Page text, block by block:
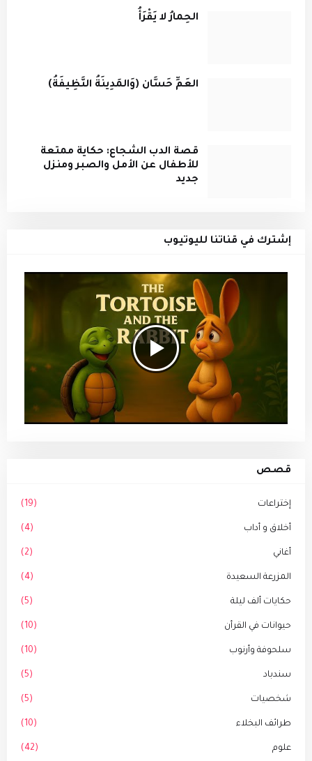
الحِمارُ لا يَقْرَأُ
العَمِّ حَسَّان (وَالمَدِينَةُ النَّظِيفَةُ)
قصة الدب الشجاع: حكاية ممتعة
للأطفال عن الأمل والصبر ومنزل
جديد
إشترك في قناتنا لليوتيوب
قصص
إختراعات (19)
أخلاق و أداب (4)
أغاني (2)
المزرعة السعيدة (4)
حكايات ألف ليلة (5)
حيوانات في القرأن (10)
سلحوفة وأرنوب (10)
سندباد (5)
شخصيات (5)
طرائف البخلاء (10)
علوم (42)